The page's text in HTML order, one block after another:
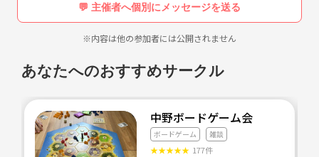
💬 主催者へ個別にメッセージを送る
※内容は他の参加者には公開されません
あなたへのおすすめサークル
中野ボードゲーム会
ボードゲーム 雑談
★★★★★ 177件